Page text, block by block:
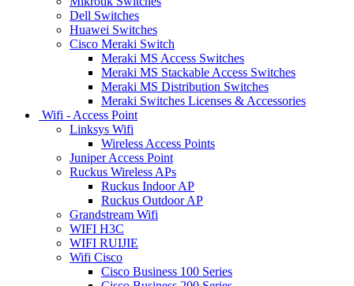
Dell Switches
Huawei Switches
Cisco Meraki Switch
Meraki MS Access Switches
Meraki MS Stackable Access Switches
Meraki MS Distribution Switches
Meraki Switches Licenses & Accessories
Wifi - Access Point
Linksys Wifi
Wireless Access Points
Juniper Access Point
Ruckus Wireless APs
Ruckus Indoor AP
Ruckus Outdoor AP
Grandstream Wifi
WIFI H3C
WIFI RUIJIE
Wifi Cisco
Cisco Business 100 Series